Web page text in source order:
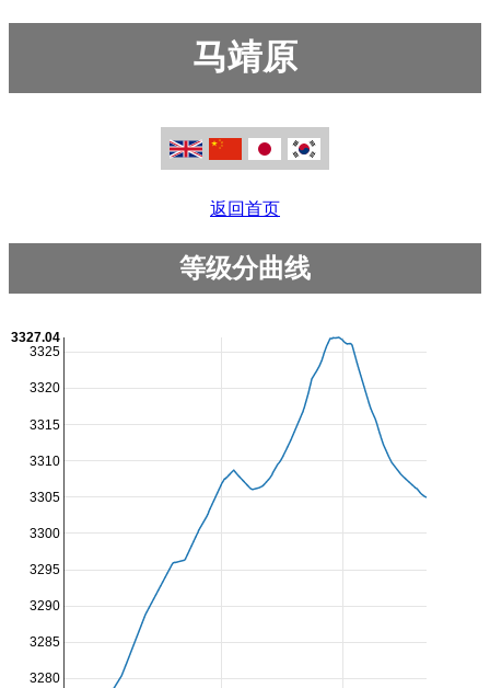
马靖原
返回首页
等级分曲线
3280
3285
3290
3295
3300
3305
3310
3315
3320
3325
3327.04